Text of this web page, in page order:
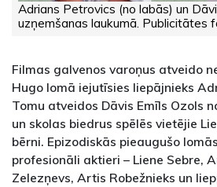
Adrians Petrovics (no labās) un
uzņemšanas laukumā. Publicitātes
Filmas galvenos varoņus atveido
Hugo lomā iejutīsies liepājnieks
Tomu atveidos Dāvis Emīls Ozols
un skolas biedrus spēlēs vietējie
bērni. Epizodiskās pieaugušo
profesionāli aktieri – Liene Sebre,
Zelezņevs, Artis Robežnieks un